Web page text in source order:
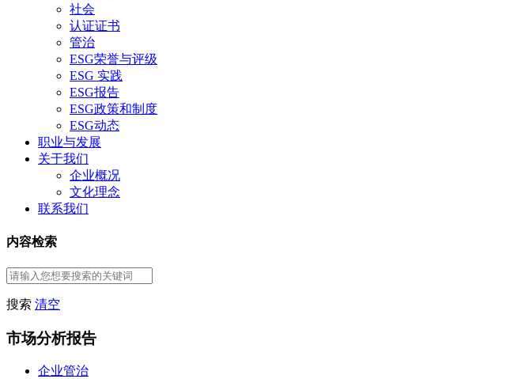
社会
认证证书
管治
ESG荣誉与评级
ESG 实践
ESG报告
ESG政策和制度
ESG动态
职业与发展
关于我们
企业概况
文化理念
联系我们
内容检索
搜索 清空
市场分析报告
企业管治